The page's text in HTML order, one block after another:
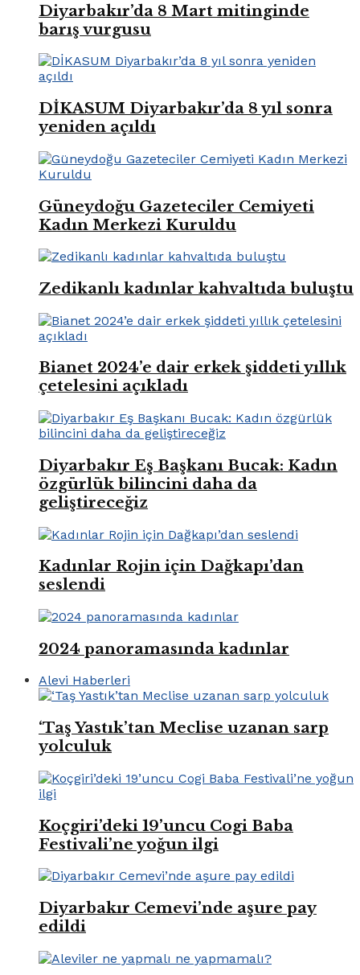
Diyarbakır’da 8 Mart mitinginde
barış vurgusu
DİKASUM Diyarbakır’da 8 yıl sonra
yeniden açıldı
Güneydoğu Gazeteciler Cemiyeti
Kadın Merkezi Kuruldu
Zedikanlı kadınlar kahvaltıda buluştu
Bianet 2024’e dair erkek şiddeti yıllık
çetelesini açıkladı
Diyarbakır Eş Başkanı Bucak: Kadın
özgürlük bilincini daha da
geliştireceğiz
Kadınlar Rojin için Dağkapı’dan
seslendi
2024 panoramasında kadınlar
Alevi Haberleri
‘Taş Yastık’tan Meclise uzanan sarp
yolculuk
Koçgiri’deki 19’uncu Cogi Baba
Festivali’ne yoğun ilgi
Diyarbakır Cemevi’nde aşure pay
edildi